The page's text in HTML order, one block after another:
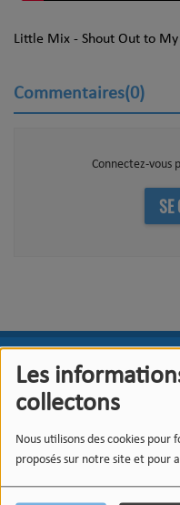
Les
collectons
Nous utilisons des cookies pour
proposés sur notre site et pour
Little Mix - Shout Out to
Commentaires(0)
Connectez-vous
SE
DÉDICACES